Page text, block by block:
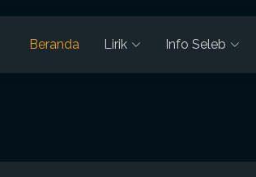
Beranda Lirik Info Seleb